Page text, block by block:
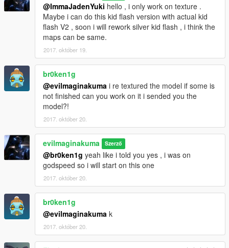
@ImmaJadenYuki hello , i only work on texture .
Maybe i can do this kid flash version with actual kid
flash V2 , soon i will rework silver kid flash , i think the
maps can be same.
2017. október 19.
br0ken1g
@evilmaginakuma i re textured the model if some is
not finished can you work on it i sended you the
model?!
2017. október 20.
evilmaginakuma Szerző
@br0ken1g yeah like i told you yes , i was on
godspeed so i will start on this one
2017. október 20.
br0ken1g
@evilmaginakuma k
2017. október 20.